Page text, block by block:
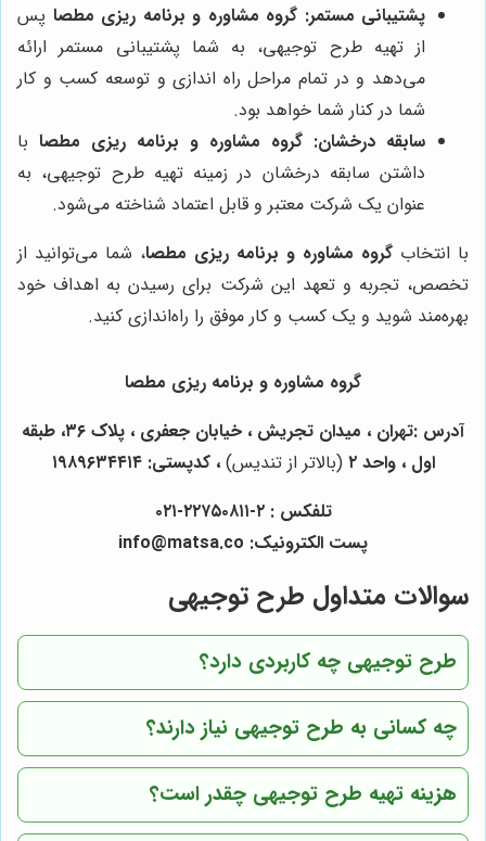
پشتیبانی مستمر: گروه مشاوره و برنامه ریزی مطصا پس
از تهیه طرح توجیهی، به شما پشتیبانی مستمر ارائه
می‌دهد و در تمام مراحل راه اندازی و توسعه کسب و کار
شما در کنار شما خواهد بود.
سابقه درخشان: گروه مشاوره و برنامه ریزی مطصا با
داشتن سابقه درخشان در زمینه تهیه طرح توجیهی، به
عنوان یک شرکت معتبر و قابل اعتماد شناخته می‌شود.
با انتخاب گروه مشاوره و برنامه ریزی مطصا، شما می‌توانید از
تخصص، تجربه و تعهد این شرکت برای رسیدن به اهداف خود
بهره‌مند شوید و یک کسب و کار موفق را راه‌اندازی کنید.
گروه مشاوره و برنامه ریزی مطصا
آدرس :تهران ، میدان تجریش ، خیابان جعفری ، پلاک ۳۶، طبقه
اول ، واحد۲ (بالاتر از تندیس) ، کدپستی: ۱۹۸۹۶۳۴۴۱۴
تلفکس : ۲-۲۲۷۵۰۸۱۱-۰۲۱
پست الکترونیک:
@matsa.co
سوالات متداول طرح توجیهی
طرح توجیهی چه کاربردی دارد؟
چه کسانی به طرح توجیهی نیاز دارند؟
هزینه تهیه طرح توجیهی چقدر است؟